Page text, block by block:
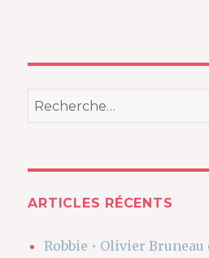
Recherche
pour
ARTICLES RÉCENTS
Robbie • Olivier